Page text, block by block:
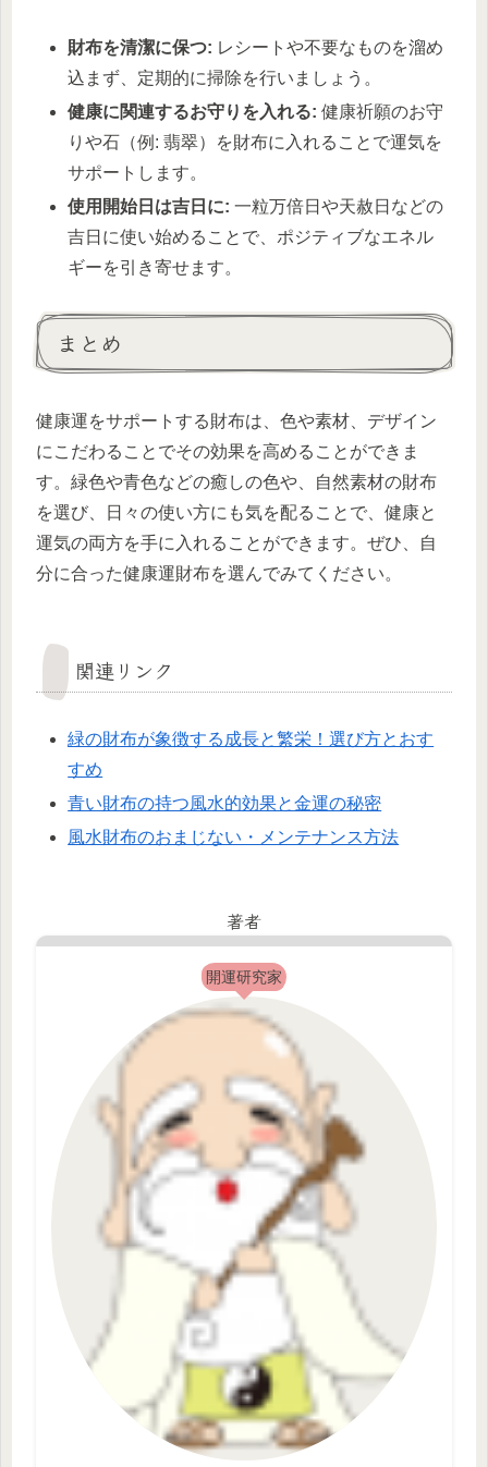
財布を清潔に保つ: レシートや不要なものを溜め
込まず、定期的に掃除を行いましょう。
健康に関連するお守りを入れる: 健康祈願のお守
りや石（例: 翡翠）を財布に入れることで運気を
サポートします。
使用開始日は吉日に: 一粒万倍日や天赦日などの
吉日に使い始めることで、ポジティブなエネル
ギーを引き寄せます。
まとめ
健康運をサポートする財布は、色や素材、デザイン
にこだわることでその効果を高めることができま
す。緑色や青色などの癒しの色や、自然素材の財布
を選び、日々の使い方にも気を配ることで、健康と
運気の両方を手に入れることができます。ぜひ、自
分に合った健康運財布を選んでみてください。
関連リンク
緑の財布が象徴する成長と繁栄！選び方とおす
すめ
青い財布の持つ風水的効果と金運の秘密
風水財布のおまじない・メンテナンス方法
著者
開運研究家